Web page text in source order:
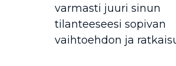
varmasti juuri sinun
tilanteeseesi sopivan
vaihtoehdon ja